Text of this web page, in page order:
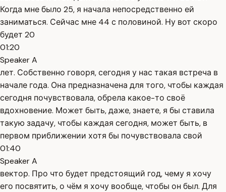
Когда мне было 25, я начала непосредственно ей
заниматься. Сейчас мне 44 с половиной. Ну вот скоро
будет 20
01:20
Speaker A
лет. Собственно говоря, сегодня у нас такая встреча в
начале года. Она предназначена для того, чтобы каждая
сегодня почувствовала, обрела какое-то своё
вдохновение. Может быть, даже, знаете, я бы ставила
такую задачу, чтобы каждая сегодня, может быть, в
первом приближении хотя бы почувствовала свой
01:40
Speaker A
вектор. Про что будет предстоящий год, чему я хочу
его посвятить, о чём я хочу вообще, чтобы он был. Для